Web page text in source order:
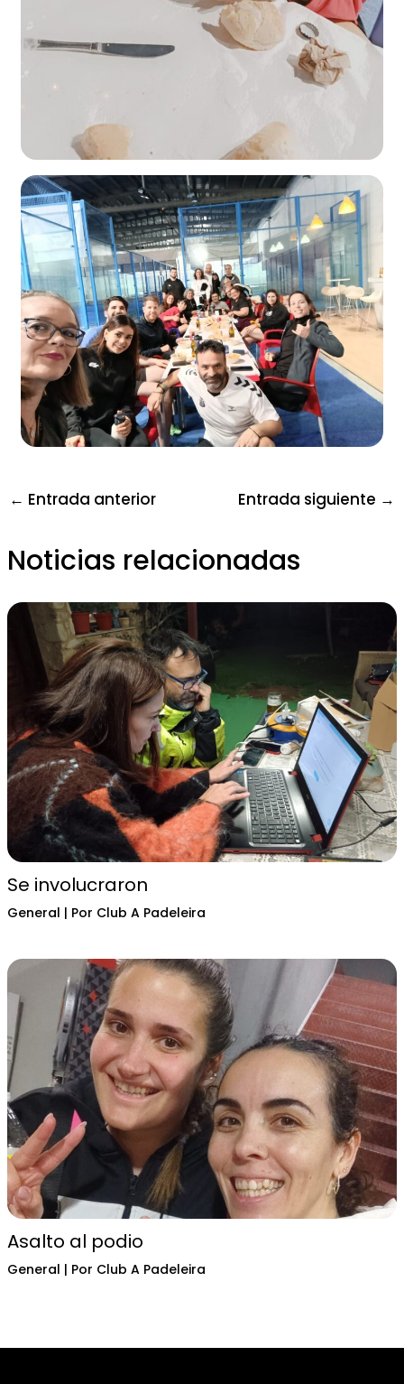
← Entrada anterior Entrada siguiente →
Noticias relacionadas
Se involucraron
General | Por Club A Padeleira
Asalto al podio
General | Por Club A Padeleira